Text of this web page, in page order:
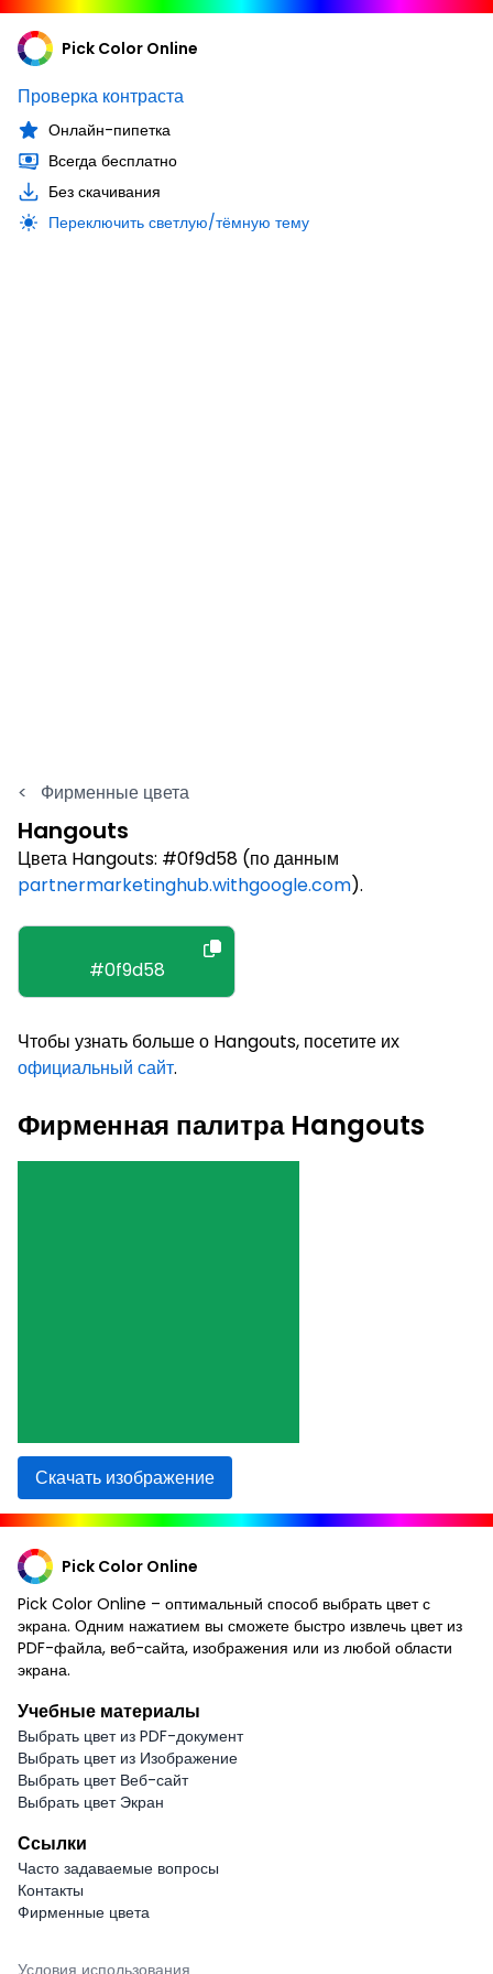
Pick Color Online
Проверка контраста
Онлайн-пипетка
Всегда бесплатно
Без скачивания
Переключить светлую/тёмную тему
< Фирменные цвета
Hangouts
Цвета Hangouts: #0f9d58 (по данным
partnermarketinghub.withgoogle.com).
#0f9d58
Чтобы узнать больше о Hangouts, посетите их
официальный сайт.
Фирменная палитра Hangouts
Скачать изображение
Pick Color Online
Pick Color Online – оптимальный способ выбрать цвет с
экрана. Одним нажатием вы сможете быстро извлечь цвет из
PDF-файла, веб-сайта, изображения или из любой области
экрана.
Учебные материалы
Выбрать цвет из PDF-документ
Выбрать цвет из Изображение
Выбрать цвет Веб-сайт
Выбрать цвет Экран
Ссылки
Часто задаваемые вопросы
Контакты
Фирменные цвета
Условия использования